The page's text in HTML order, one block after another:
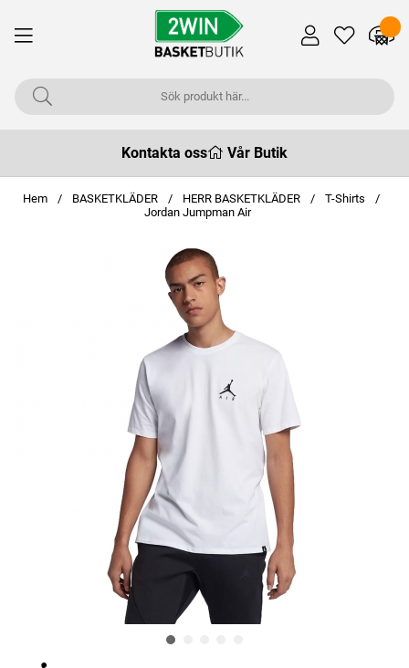
Kontakta oss Vår Butik
Hem BASKETKLÄDER HERR BASKETKLÄDER
T-Shirts
Jordan Jumpman Air